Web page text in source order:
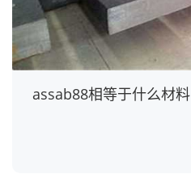
assab88相等于什么材料